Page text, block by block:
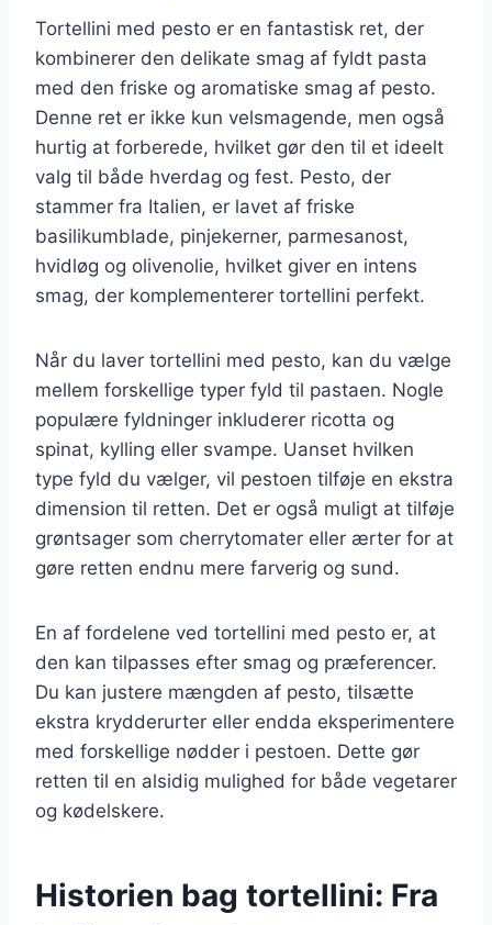
Tortellini med pesto er en fantastisk ret, der
kombinerer den delikate smag af fyldt pasta
med den friske og aromatiske smag af pesto.
Denne ret er ikke kun velsmagende, men også
hurtig at forberede, hvilket gør den til et ideelt
valg til både hverdag og fest. Pesto, der
stammer fra Italien, er lavet af friske
basilikumblade, pinjekerner, parmesanost,
hvidløg og olivenolie, hvilket giver en intens
smag, der komplementerer tortellini perfekt.
Når du laver tortellini med pesto, kan du vælge
mellem forskellige typer fyld til pastaen. Nogle
populære fyldninger inkluderer ricotta og
spinat, kylling eller svampe. Uanset hvilken
type fyld du vælger, vil pestoen tilføje en ekstra
dimension til retten. Det er også muligt at tilføje
grøntsager som cherrytomater eller ærter for at
gøre retten endnu mere farverig og sund.
En af fordelene ved tortellini med pesto er, at
den kan tilpasses efter smag og præferencer.
Du kan justere mængden af pesto, tilsætte
ekstra krydderurter eller endda eksperimentere
med forskellige nødder i pestoen. Dette gør
retten til en alsidig mulighed for både vegetarer
og kødelskere.
Historien bag tortellini: Fra